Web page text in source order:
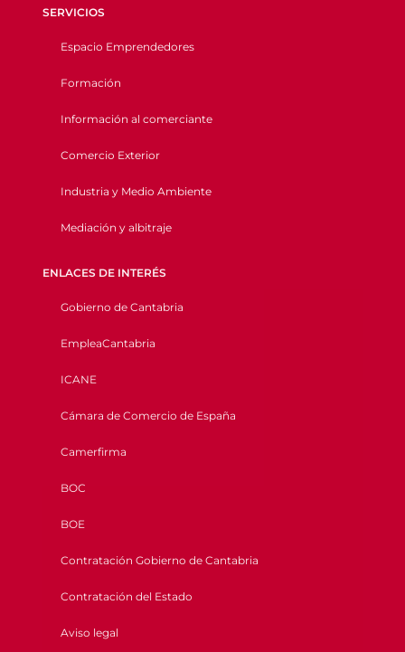
SERVICIOS
Espacio Emprendedores
Formación
Información al comerciante
Comercio Exterior
Industria y Medio Ambiente
Mediación y albitraje
ENLACES DE INTERÉS
Gobierno de Cantabria
EmpleaCantabria
ICANE
Cámara de Comercio de España
Camerfirma
BOC
BOE
Contratación Gobierno de Cantabria
Contratación del Estado
Aviso legal